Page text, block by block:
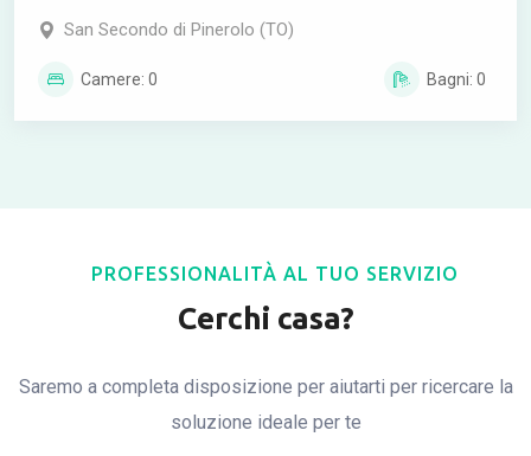
San Secondo di Pinerolo (TO)
Camere: 0 Bagni: 0
PROFESSIONALITÀ AL TUO SERVIZIO
Cerchi casa?
Saremo a completa disposizione per aiutarti per ricercare la
soluzione ideale per te